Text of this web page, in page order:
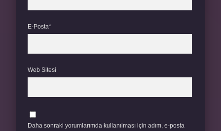
E-Posta*
Web Sitesi
Daha sonraki yorumlarımda kullanılması için adım, e-posta